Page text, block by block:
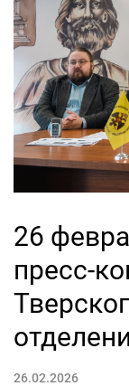
26
пресс-
26.02.2026